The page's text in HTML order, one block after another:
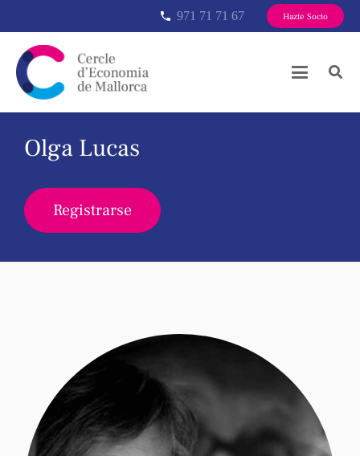
phone 971 71 71 67 Hazte Socio
Olga Lucas
Registrarse